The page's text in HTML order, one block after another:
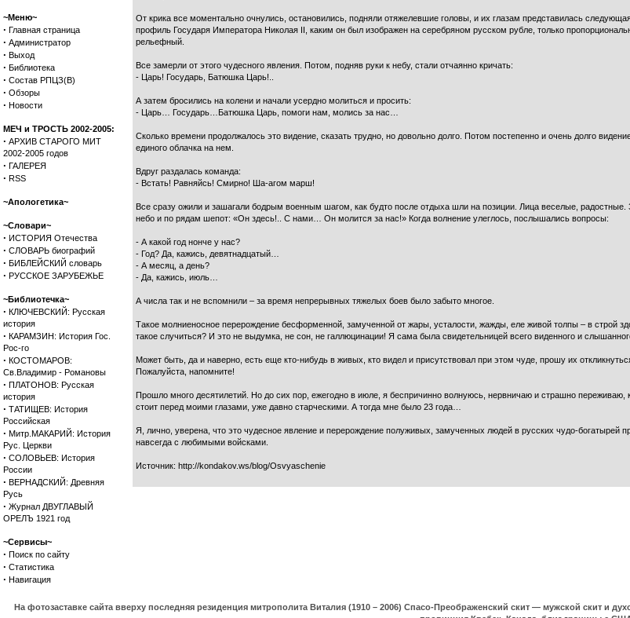
~Меню~
· Главная страница
· Администратор
· Выход
· Библиотека
· Состав РПЦЗ(В)
· Обзоры
· Новости
МЕЧ и ТРОСТЬ 2002-2005:
· АРХИВ СТАРОГО МИТ
2002-2005 годов
· ГАЛЕРЕЯ
· RSS
~Апологетика~
~Словари~
· ИСТОРИЯ Отечества
· СЛОВАРЬ биографий
· БИБЛЕЙСКИЙ словарь
· РУССКОЕ ЗАРУБЕЖЬЕ
~Библиотечка~
· КЛЮЧЕВСКИЙ: Русская
история
· КАРАМЗИН: История Гос.
Рос-го
· КОСТОМАРОВ:
Св.Владимир - Романовы
· ПЛАТОНОВ: Русская
история
· ТАТИЩЕВ: История
Российская
· Митр.МАКАРИЙ: История
Рус. Церкви
· СОЛОВЬЕВ: История
России
· ВЕРНАДСКИЙ: Древняя
Русь
· Журнал ДВУГЛАВЫЙ
ОРЕЛЪ 1921 год
~Сервисы~
· Поиск по сайту
· Статистика
· Навигация
От крика все моментально очнулись, остановились, подняли отяжелевшие головы, и их глазам представилась
профиль Государя Императора Николая II, каким он был изображен на серебряном русском рубле, только
рельефный.
Все замерли от этого чудесного явления. Потом, подняв руки к небу, стали отчаянно кричать:
- Царь! Государь, Батюшка Царь!..
А затем бросились на колени и начали усердно молиться и просить:
- Царь… Государь…Батюшка Царь, помоги нам, молись за нас…
Сколько времени продолжалось это видение, сказать трудно, но довольно долго. Потом постепенно и очень долго
единого облачка на нем.
Вдруг раздалась команда:
- Встать! Равняйсь! Смирно! Ша-агом марш!
Все сразу ожили и зашагали бодрым военным шагом, как будто после отдыха шли на позиции. Лица веселые,
небо и по рядам шепот: «Он здесь!.. С нами… Он молится за нас!» Когда волнение улеглось, послышались вопросы:
- А какой год нонче у нас?
- Год? Да, кажись, девятнадцатый…
- А месяц, а день?
- Да, кажись, июль…
А числа так и не вспомнили – за время непрерывных тяжелых боев было забыто многое.
Такое молниеносное перерождение бесформенной, замученной от жары, усталости, жажды, еле живой толпы – в строй
такое случиться? И это не выдумка, не сон, не галлюцинации! Я сама была свидетельницей всего виденного и
Может быть, да и наверно, есть еще кто-нибудь в живых, кто видел и присутствовал при этом чуде, прошу их
Пожалуйста, напомните!
Прошло много десятилетий. Но до сих пор, ежегодно в июле, я беспричинно волнуюсь, нервничаю и страшно переживаю,
стоит перед моими глазами, уже давно старческими. А тогда мне было 23 года…
Я, лично, уверена, что это чудесное явление и перерождение полуживых, замученных людей в русских чудо-богатырей
навсегда с любимыми войсками.
Источник: http://kondakov.ws/blog/Osvyaschenie
На фотозаставке сайта вверху последняя резиденция митрополита Виталия (1910 – 2006) Спасо-Преображенский скит — мужской скит и